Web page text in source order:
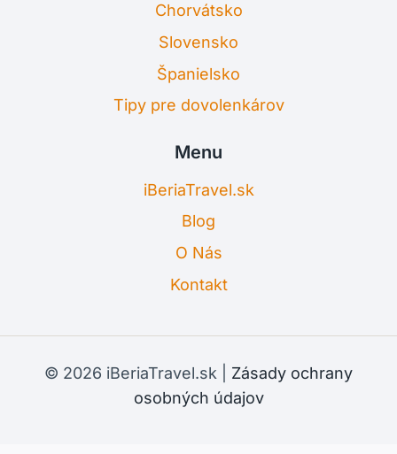
Chorvátsko
Slovensko
Španielsko
Tipy pre dovolenkárov
Menu
iBeriaTravel.sk
Blog
O Nás
Kontakt
© 2026 iBeriaTravel.sk | Zásady ochrany
osobných údajov